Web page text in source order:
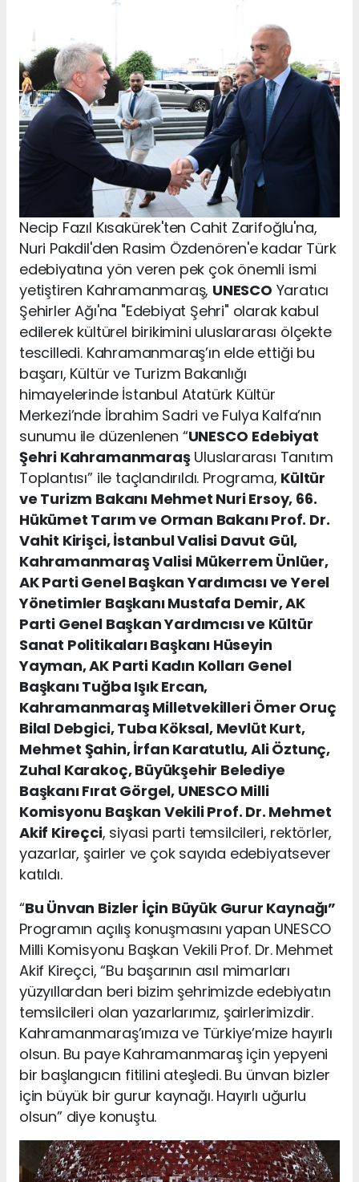
Necip Fazıl Kısakürek'ten Cahit Zarifoğlu'na,
Nuri Pakdil'den Rasim Özdenören'e kadar Türk
edebiyatına yön veren pek çok önemli ismi
yetiştiren Kahramanmaraş, UNESCO Yaratıcı
Şehirler Ağı'na "Edebiyat Şehri" olarak kabul
edilerek kültürel birikimini uluslararası ölçekte
tescilledi. Kahramanmaraş’ın elde ettiği bu
başarı, Kültür ve Turizm Bakanlığı
himayelerinde İstanbul Atatürk Kültür
Merkezi’nde İbrahim Sadri ve Fulya Kalfa’nın
sunumu ile düzenlenen “UNESCO Edebiyat
Şehri KahramanmaraşUluslararası Tanıtım
Toplantısı” ile taçlandırıldı. Programa, Kültür
ve Turizm Bakanı Mehmet Nuri Ersoy, 66.
Hükümet Tarım ve Orman Bakanı Prof. Dr.
Vahit Kirişci, İstanbul Valisi Davut Gül,
Kahramanmaraş Valisi Mükerrem Ünlüer,
AK Parti Genel Başkan Yardımcısı ve Yerel
Yönetimler Başkanı Mustafa Demir, AK
Parti Genel Başkan Yardımcısı ve Kültür
Sanat Politikaları Başkanı Hüseyin
Yayman, AK Parti Kadın Kolları Genel
Başkanı Tuğba Işık Ercan,
Kahramanmaraş Milletvekilleri Ömer Oruç
Bilal Debgici, Tuba Köksal, Mevlüt Kurt,
Mehmet Şahin, İrfan Karatutlu, Ali Öztunç,
Zuhal Karakoç, Büyükşehir Belediye
Başkanı Fırat Görgel, UNESCO Milli
Komisyonu Başkan Vekili Prof. Dr. Mehmet
Akif Kireçci, siyasi parti temsilcileri, rektörler,
yazarlar, şairler ve çok sayıda edebiyatsever
katıldı.
“Bu Ünvan Bizler İçin Büyük Gurur Kaynağı”
Programın açılış konuşmasını yapan UNESCO
Milli Komisyonu Başkan Vekili Prof. Dr. Mehmet
Akif Kireçci, “Bu başarının asıl mimarları
yüzyıllardan beri bizim şehrimizde edebiyatın
temsilcileri olan yazarlarımız, şairlerimizdir.
Kahramanmaraş’ımıza ve Türkiye’mize hayırlı
olsun. Bu paye Kahramanmaraş için yepyeni
bir başlangıcın fitilini ateşledi. Bu ünvan bizler
için büyük bir gurur kaynağı. Hayırlı uğurlu
olsun” diye konuştu.